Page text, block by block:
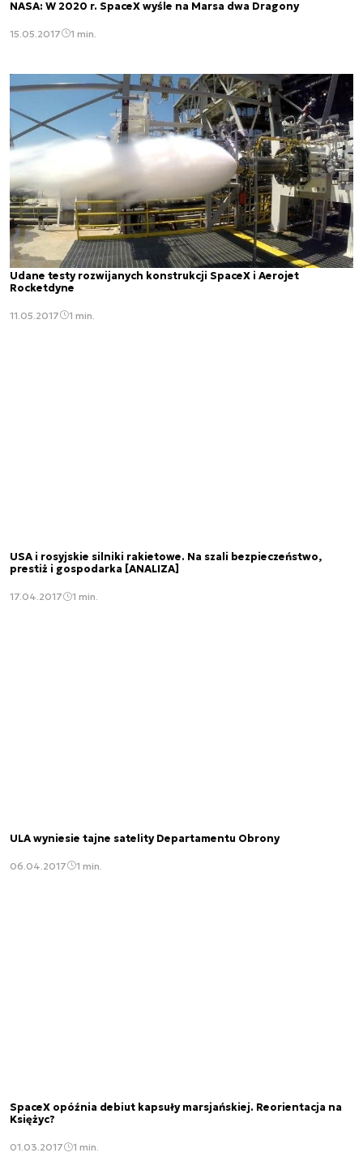
NASA: W 2020 r. SpaceX wyśle na Marsa dwa Dragony
15.05.2017 1 min.
Udane testy rozwijanych konstrukcji SpaceX i Aerojet
Rocketdyne
11.05.2017 1 min.
USA i rosyjskie silniki rakietowe. Na szali bezpieczeństwo,
prestiż i gospodarka [ANALIZA]
17.04.2017 1 min.
ULA wyniesie tajne satelity Departamentu Obrony
06.04.2017 1 min.
SpaceX opóźnia debiut kapsuły marsjańskiej. Reorientacja na
Księżyc?
01.03.2017 1 min.